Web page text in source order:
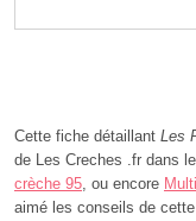
Cette fiche détaillant Les
de Les Creches .fr dans
crèche 95, ou encore
aimé les conseils de